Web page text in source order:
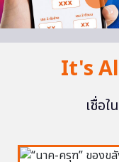
It's
เชื่อ